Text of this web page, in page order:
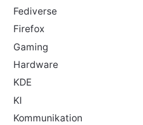
Fediverse
Firefox
Gaming
Hardware
KDE
KI
Kommunikation